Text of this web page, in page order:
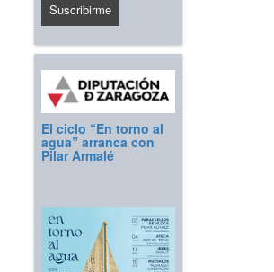
El ciclo “En torno al
agua” arranca con
Pilar Armalé